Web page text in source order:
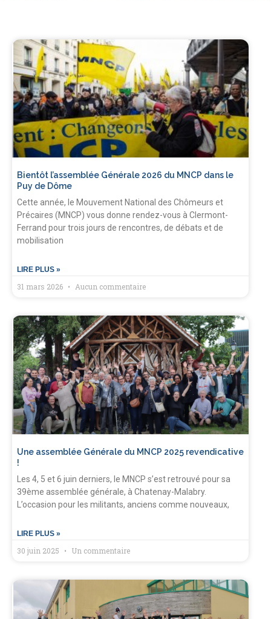
Bientôt l’assemblée Générale 2026 du MNCP dans le
Puy de Dôme
Cette année, le Mouvement National des Chômeurs et
Précaires (MNCP) vous donne rendez-vous à Clermont-
Ferrand pour trois jours de rencontres, de débats et de
mobilisation
LIRE PLUS »
31 mars 2026 Aucun commentaire
Une assemblée Générale du MNCP 2025 revendicative
!
Les 4, 5 et 6 juin derniers, le MNCP s’est retrouvé pour sa
39ème assemblée générale, à Chatenay-Malabry.
L’occasion pour les militants, anciens comme nouveaux,
LIRE PLUS »
30 juin 2025 Un commentaire